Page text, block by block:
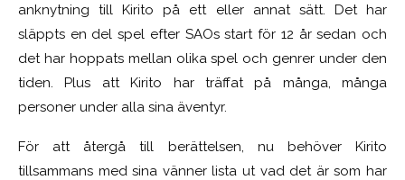
anknytning till Kirito på ett eller annat sätt. Det har
släppts en del spel efter SAOs start för 12 år sedan och
det har hoppats mellan olika spel och genrer under den
tiden. Plus att Kirito har träffat på många, många
personer under alla sina äventyr.
För att återgå till berättelsen, nu behöver Kirito
tillsammans med sina vänner lista ut vad det är som har